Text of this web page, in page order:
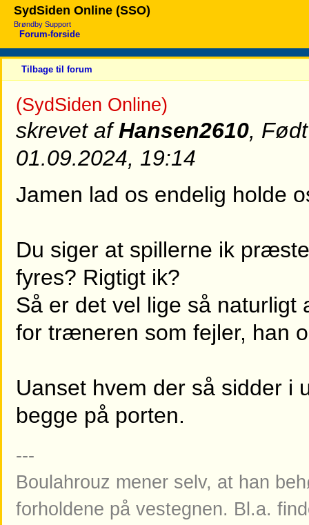
SydSiden Online (SSO)
Brøndby Support
Forum-forside
Tilbage til forum
(SydSiden Online)
skrevet afHansen2610,
01.09.2024, 19:14
Jamen lad os endelig holde
Du siger at spillerne ik
fyres? Rigtigt ik?
Så er det vel lige så naturligt
for træneren som fejler, han
Uanset hvem der så sidder i
begge på porten.
---
Boulahrouz mener selv, at han
forholdene på vestegnen. Bl.a.